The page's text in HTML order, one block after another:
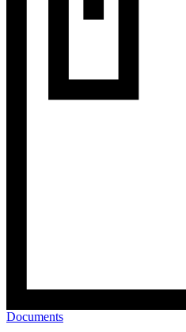
Documents